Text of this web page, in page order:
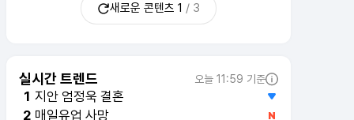
새로운 콘텐츠 1 / 3
실시간 트렌드 오늘 11:59 기준
1 지안 엄정욱 결혼
2 매일유업 사망